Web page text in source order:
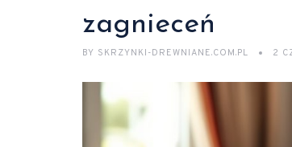
zagnieceń
BY SKRZYNKI-DREWNIANE.COM.PL 2